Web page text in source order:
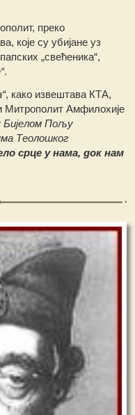
преко
које су убијане уз
„свећеника“,
.
, како извештава КТА,
Митрополит Амфилохије
Бијелом Пољу
Теолошког
срце у нама, док нам